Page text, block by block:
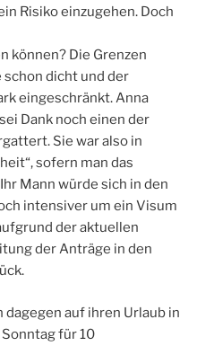
Risiko einzugehen. Doch
können? Die Grenzen
dicht und der
eingeschränkt. Anna
Dank noch einen der
Sie war also in
sofern man das
Mann würde sich in den
intensiver um ein Visum
der aktuellen
der Anträge in den
auf ihren Urlaub in
für 10